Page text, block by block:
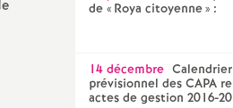
de « Roya citoyenne» :
14 décembre Calendrier
prévisionnel des CAPA
actes de gestion 2016-